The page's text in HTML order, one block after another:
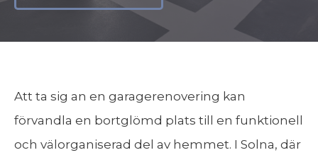
Att ta sig an en garagerenovering kan
förvandla en bortglömd plats till en funktionell
och välorganiserad del av hemmet. I Solna, där